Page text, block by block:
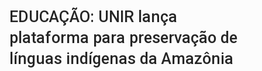
FORTALECIMENTO:
EDUCAÇÃO: UNIR lança
plataforma para preservação de
línguas indígenas da Amazônia